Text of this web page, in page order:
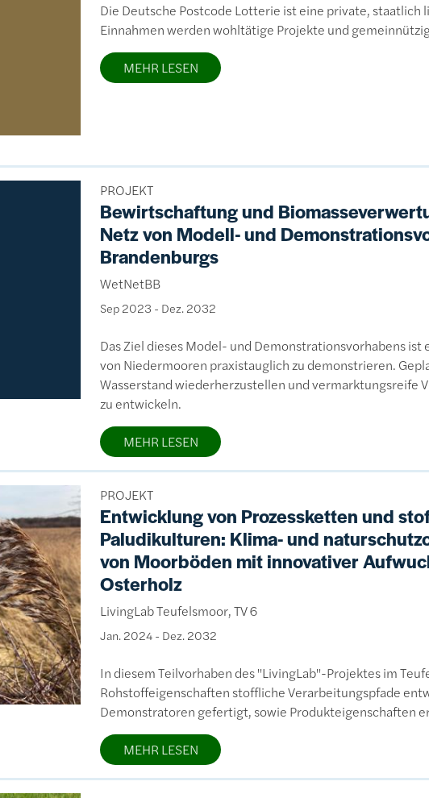
Die Deutsche Postcode Lotterie ist eine private,
Einnahmen werden wohltätige Projekte und
MEHR LESEN
PROJEKT
Bewirtschaftung und
Netz von Modell- und
Brandenburgs
WetNetBB
Sep 2023 - Dez. 2032
Das Ziel dieses Model- und Demonstrationsvorhabens
von Niedermooren praxistauglich zu demonstrieren.
Wasserstand wiederherzustellen und
zu entwickeln.
MEHR LESEN
PROJEKT
Entwicklung von Prozessketten und
Paludikulturen: Klima- und
von Moorböden mit innovativer
Osterholz
LivingLab Teufelsmoor, TV 6
Jan. 2024 - Dez. 2032
In diesem Teilvorhaben des "LivingLab"-Projektes im
Rohstoffeigenschaften stoffliche Verarbeitungspfade
Demonstratoren gefertigt, sowie Produkteigenschaften
MEHR LESEN